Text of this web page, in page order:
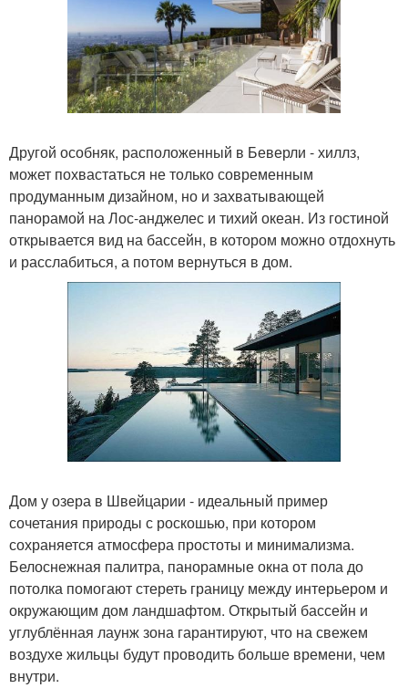
Другой особняк, расположенный в Беверли - хиллз,
может похвастаться не только современным
продуманным дизайном, но и захватывающей
панорамой на Лос-анджелес и тихий океан. Из гостиной
открывается вид на бассейн, в котором можно отдохнуть
и расслабиться, а потом вернуться в дом.
Дом у озера в Швейцарии - идеальный пример
сочетания природы с роскошью, при котором
сохраняется атмосфера простоты и минимализма.
Белоснежная палитра, панорамные окна от пола до
потолка помогают стереть границу между интерьером и
окружающим дом ландшафтом. Открытый бассейн и
углублённая лаунж зона гарантируют, что на свежем
воздухе жильцы будут проводить больше времени, чем
внутри.